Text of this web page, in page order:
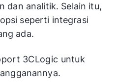
dan analitik. Selain itu,
seperti integrasi
ada.
3CLogic untuk